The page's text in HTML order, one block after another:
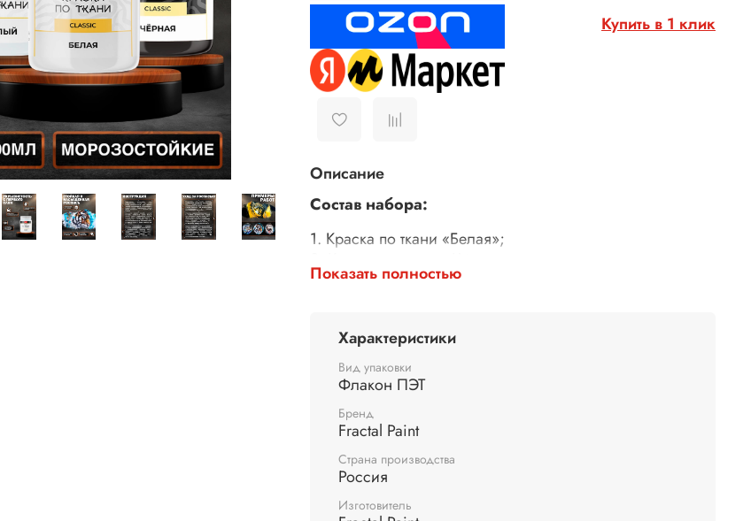
Купить в 1 клик
Описание
Состав набора:
1. Краска по ткани «Белая»;
3. Грунт для красок по ткани «Белый».
Показать полностью
Характеристики
Вид упаковки
Флакон ПЭТ
Бренд
Fractal Paint
Страна производства
Россия
Изготовитель